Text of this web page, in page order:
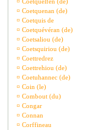
¤ Coetquenan (de)
¤ Coetquis de
¤ Coetquévéran (de)
¤ Coetsaliou (de)
¤ Coetsquiriou (de)
¤ Coettredrez
¤ Coettrehiou (de)
¤ Coetuhannec (de)
¤ Coin (le)
¤ Combout (du)
¤ Congar
¤ Connan
¤ Corffineau